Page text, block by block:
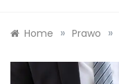
Home » Prawo »